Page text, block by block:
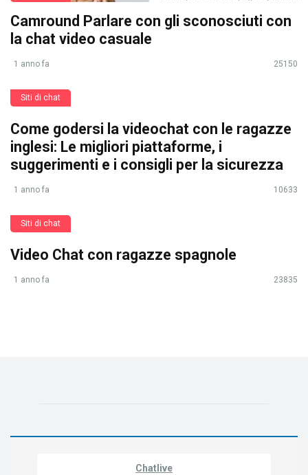
Camround Parlare con gli sconosciuti con
la chat video casuale
1 anno fa 25150
Siti di chat
Come godersi la videochat con le ragazze
inglesi: Le migliori piattaforme, i
suggerimenti e i consigli per la sicurezza
1 anno fa 10633
Siti di chat
Video Chat con ragazze spagnole
1 anno fa 23835
Chatlive